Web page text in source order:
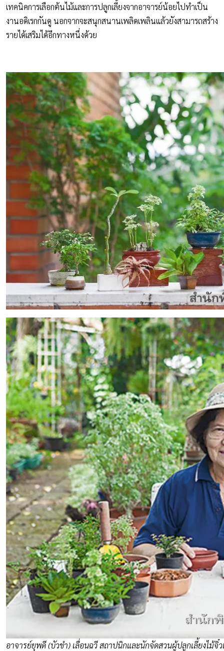
เทคนิคการเลือกต้นไม้และการปลูกเลี้ยงจากอาจารย์น้อยไปทำเป็น
งานอดิเรกกันดู นอกจากจะสนุกสนานเพลิดเพลินแล้วยังสามารถสร้าง
รายได้เสริมได้อีกทางหนึ่งด้วย
อาจารย์ยุพดี (บัวขำ) เลื่อนฉวี สถาปนิกและนักจัดสวนผู้ปลูกเลี้ยงไม้จิ๋